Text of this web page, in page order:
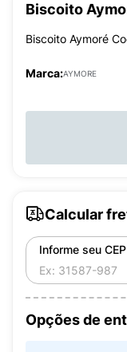
Biscoito
Biscoito Aymoré
Marca:AYMORE
Calcular
Informe seu CEP
Opções de